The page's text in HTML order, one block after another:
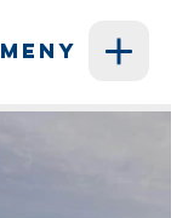
MENY